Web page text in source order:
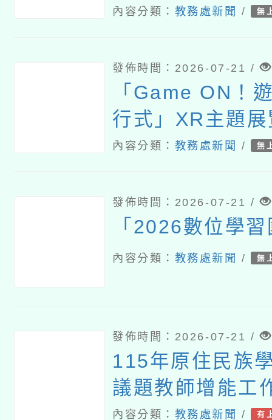
習
內容分類： 教務處新聞 / 無
發佈時間：2026-07-21 /
「Game ON！
行式」XR主題
內容分類： 教務處新聞 / 無
發佈時間：2026-07-21 /
「2026數位學
內容分類： 教務處新聞 / 無
發佈時間：2026-07-21 /
115年原住民族
議題教師增能工
內容分類： 教務處新聞 / 有